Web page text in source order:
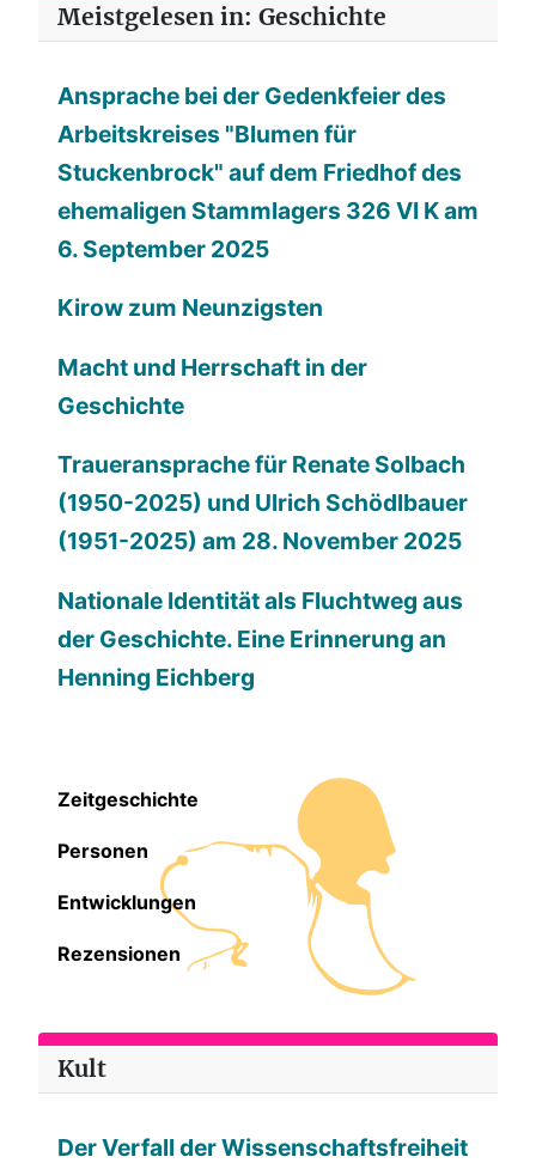
Meistgelesen in: Geschichte
Ansprache bei der Gedenkfeier des
Arbeitskreises "Blumen für
Stuckenbrock" auf dem Friedhof des
ehemaligen Stammlagers 326 VI K am
6. September 2025
Kirow zum Neunzigsten
Macht und Herrschaft in der
Geschichte
Traueransprache für Renate Solbach
(1950-2025) und Ulrich Schödlbauer
(1951-2025) am 28. November 2025
Nationale Identität als Fluchtweg aus
der Geschichte. Eine Erinnerung an
Henning Eichberg
Zeitgeschichte
Personen
Entwicklungen
Rezensionen
Kult
Der Verfall der Wissenschaftsfreiheit